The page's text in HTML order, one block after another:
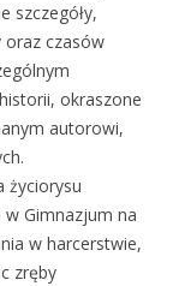
szczegóły,
oraz czasów
okraszone
autorowi,
życiorysu
w Gimnazjum na
w harcerstwie,
zręby